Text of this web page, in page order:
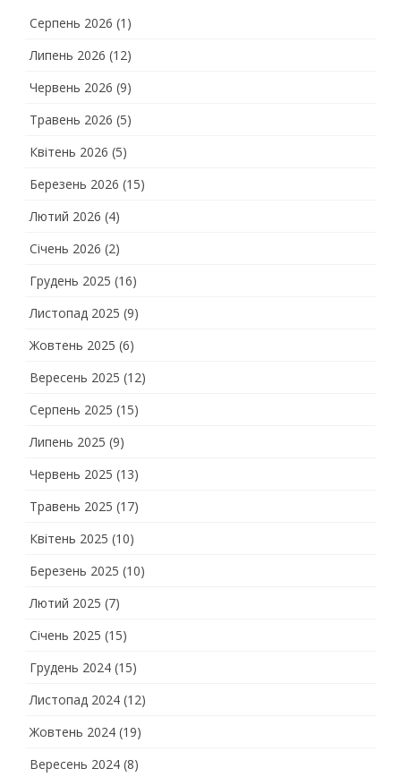
Серпень 2026 (1)
Липень 2026 (12)
Червень 2026 (9)
Травень 2026 (5)
Квітень 2026 (5)
Березень 2026 (15)
Лютий 2026 (4)
Січень 2026 (2)
Грудень 2025 (16)
Листопад 2025 (9)
Жовтень 2025 (6)
Вересень 2025 (12)
Серпень 2025 (15)
Липень 2025 (9)
Червень 2025 (13)
Травень 2025 (17)
Квітень 2025 (10)
Березень 2025 (10)
Лютий 2025 (7)
Січень 2025 (15)
Грудень 2024 (15)
Листопад 2024 (12)
Жовтень 2024 (19)
Вересень 2024 (8)